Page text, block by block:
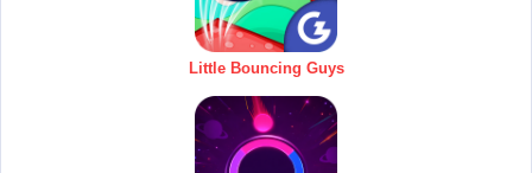
Little Bouncing Guys